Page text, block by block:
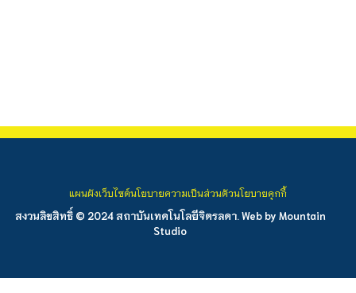
สงวนลิขสิทธิ์ © 2024 สถาบันเทคโนโลยีจิตรลดา. Web by Mountain
Studio
แผนผังเว็บไซต์นโยบายความเป็นส่วนตัวนโยบายคุกกี้